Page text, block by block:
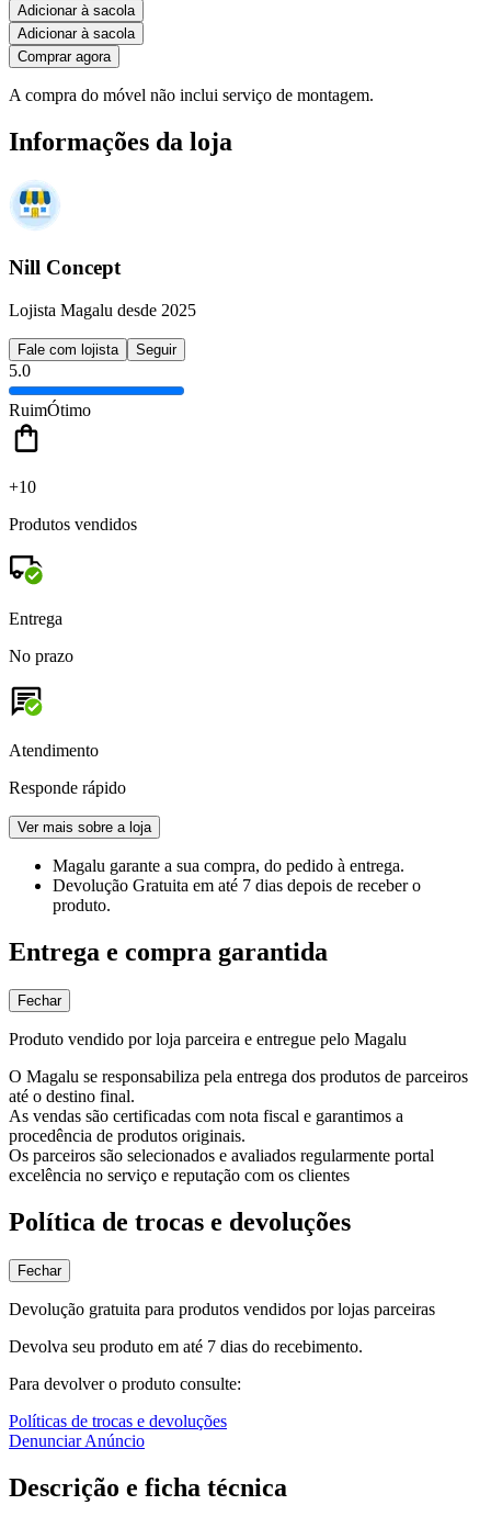
Adicionar à sacola
Adicionar à sacola
Comprar agora
A compra do móvel não inclui serviço de montagem.
Informações da loja
Nill Concept
Lojista Magalu desde 2025
Fale com lojista Seguir
5.0
RuimÓtimo
+10
Produtos vendidos
Entrega
No prazo
Atendimento
Responde rápido
Ver mais sobre a loja
Magalu garante a sua compra, do pedido à entrega.
Devolução Gratuita em até 7 dias depois de receber o
produto.
Entrega e compra garantida
Fechar
Produto vendido por loja parceira e entregue pelo Magalu
O Magalu se responsabiliza pela entrega dos produtos de parceiros
até o destino final.
As vendas são certificadas com nota fiscal e garantimos a
procedência de produtos originais.
Os parceiros são selecionados e avaliados regularmente portal
excelência no serviço e reputação com os clientes
Política de trocas e devoluções
Fechar
Devolução gratuita para produtos vendidos por lojas parceiras
Devolva seu produto em até 7 dias do recebimento.
Para devolver o produto consulte:
Políticas de trocas e devoluções
Denunciar Anúncio
Descrição e ficha técnica